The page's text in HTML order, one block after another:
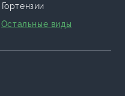
Гортензии
Остальные виды